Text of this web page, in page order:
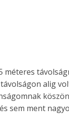
méteres
alig
sem ment